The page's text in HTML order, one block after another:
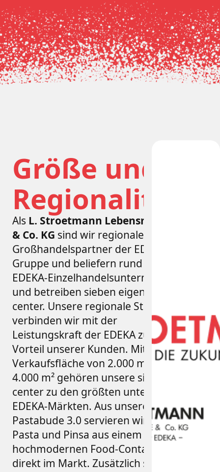
Größe und
Regionalität.
Als L. Stroetmann Lebensmittel SE
& Co. KG sind wir regionaler
Großhandelspartner der EDEKA-
Gruppe und beliefern rund 80
EDEKA-Einzelhandelsunternehmer
und betreiben sieben eigene E
center. Unsere regionale Stärke
verbinden wir mit der
Leistungskraft der EDEKA zum
Vorteil unserer Kunden. Mit einer
Verkaufsfläche von 2.000 m² bis
4.000 m² gehören unsere sieben E
center zu den größten unter den
EDEKA-Märkten. Aus unserer
Pastabude 3.0 servieren wir frische
Pasta und Pinsa aus einem
hochmodernen Food-Container
direkt im Markt. Zusätzlich stehen